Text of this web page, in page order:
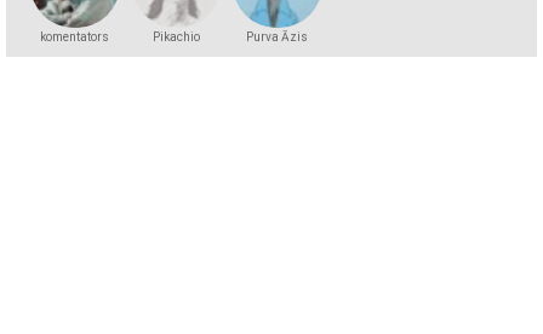
komentators Pikachio Purva Āzis